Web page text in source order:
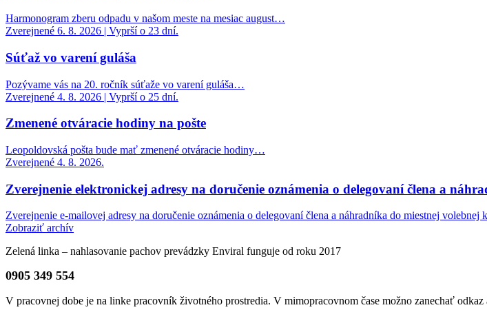
Harmonogram zberu odpadu v našom meste na mesiac august…
Zverejnené 6. 8. 2026 | Vyprší o 23 dní.
Súťaž vo varení guláša
Pozývame vás na 20. ročník súťaže vo varení guláša…
Zverejnené 4. 8. 2026 | Vyprší o 25 dní.
Zmenené otváracie hodiny na pošte
Leopoldovská pošta bude mať zmenené otváracie hodiny…
Zverejnené 4. 8. 2026.
Zverejnenie elektronickej adresy na doručenie oznámenia o delegovaní člena a
Zverejnenie e-mailovej adresy na doručenie oznámenia o delegovaní člena a náhradníka do miestnej
Zobraziť archív
Zelená linka – nahlasovanie pachov prevádzky Enviral funguje od roku 2017
0905 349 554
V pracovnej dobe je na linke pracovník životného prostredia. V mimopracovnom čase možno zanechať